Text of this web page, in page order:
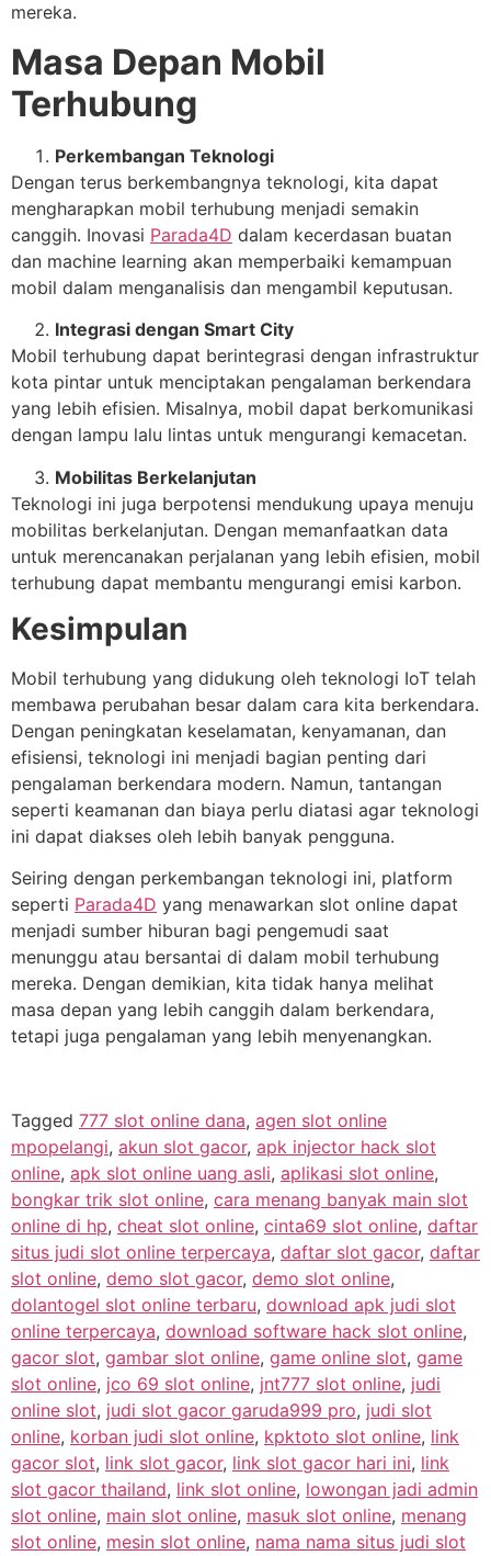
mereka.
Masa Depan Mobil
Terhubung
Perkembangan Teknologi
Dengan terus berkembangnya teknologi, kita dapat
mengharapkan mobil terhubung menjadi semakin
canggih. Inovasi Parada4D dalam kecerdasan buatan
dan machine learning akan memperbaiki kemampuan
mobil dalam menganalisis dan mengambil keputusan.
Integrasi dengan Smart City
Mobil terhubung dapat berintegrasi dengan infrastruktur
kota pintar untuk menciptakan pengalaman berkendara
yang lebih efisien. Misalnya, mobil dapat berkomunikasi
dengan lampu lalu lintas untuk mengurangi kemacetan.
Mobilitas Berkelanjutan
Teknologi ini juga berpotensi mendukung upaya menuju
mobilitas berkelanjutan. Dengan memanfaatkan data
untuk merencanakan perjalanan yang lebih efisien, mobil
terhubung dapat membantu mengurangi emisi karbon.
Kesimpulan
Mobil terhubung yang didukung oleh teknologi IoT telah
membawa perubahan besar dalam cara kita berkendara.
Dengan peningkatan keselamatan, kenyamanan, dan
efisiensi, teknologi ini menjadi bagian penting dari
pengalaman berkendara modern. Namun, tantangan
seperti keamanan dan biaya perlu diatasi agar teknologi
ini dapat diakses oleh lebih banyak pengguna.
Seiring dengan perkembangan teknologi ini, platform
seperti Parada4D yang menawarkan slot online dapat
menjadi sumber hiburan bagi pengemudi saat
menunggu atau bersantai di dalam mobil terhubung
mereka. Dengan demikian, kita tidak hanya melihat
masa depan yang lebih canggih dalam berkendara,
tetapi juga pengalaman yang lebih menyenangkan.
Tagged 777 slot online dana, agen slot online
mpopelangi, akun slot gacor, apk injector hack slot
online, apk slot online uang asli, aplikasi slot online,
bongkar trik slot online, cara menang banyak main slot
online di hp, cheat slot online, cinta69 slot online, daftar
situs judi slot online terpercaya, daftar slot gacor, daftar
slot online, demo slot gacor, demo slot online,
dolantogel slot online terbaru, download apk judi slot
online terpercaya, download software hack slot online,
gacor slot, gambar slot online, game online slot, game
slot online, jco 69 slot online, jnt777 slot online, judi
online slot, judi slot gacor garuda999 pro, judi slot
online, korban judi slot online, kpktoto slot online, link
gacor slot, link slot gacor, link slot gacor hari ini, link
slot gacor thailand, link slot online, lowongan jadi admin
slot online, main slot online, masuk slot online, menang
slot online, mesin slot online, nama nama situs judi slot